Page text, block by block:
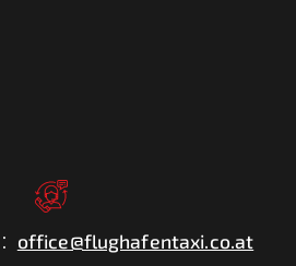
: office@flughafentaxi.co.at